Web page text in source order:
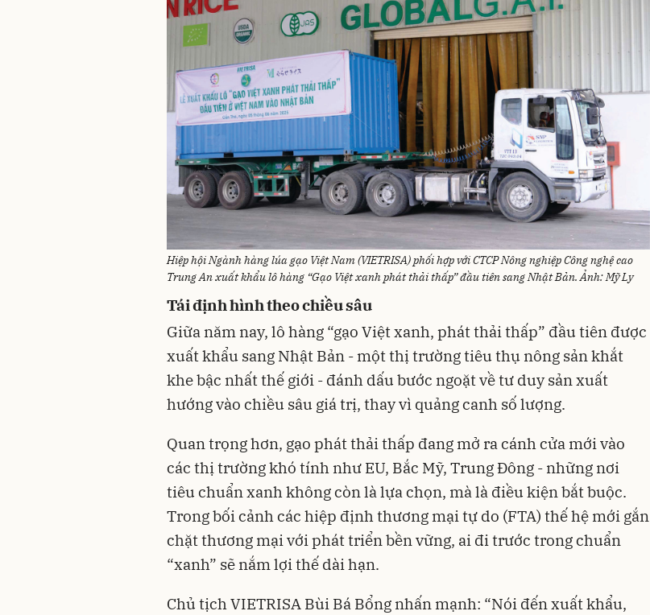
Hiệp hội Ngành hàng lúa gạo Việt Nam (VIETRISA) phối hợp với CTCP Nông nghiệp Công nghệ cao
Trung An xuất khẩu lô hàng “Gạo Việt xanh phát thải thấp” đầu tiên sang Nhật Bản. Ảnh: Mỹ Ly
Tái định hình theo chiều sâu
Giữa năm nay, lô hàng “gạo Việt xanh, phát thải thấp” đầu tiên được
xuất khẩu sang Nhật Bản - một thị trường tiêu thụ nông sản khắt
khe bậc nhất thế giới - đánh dấu bước ngoặt về tư duy sản xuất
hướng vào chiều sâu giá trị, thay vì quảng canh số lượng.
Quan trọng hơn, gạo phát thải thấp đang mở ra cánh cửa mới vào
các thị trường khó tính như EU, Bắc Mỹ, Trung Đông - những nơi
tiêu chuẩn xanh không còn là lựa chọn, mà là điều kiện bắt buộc.
Trong bối cảnh các hiệp định thương mại tự do (FTA) thế hệ mới gắn
chặt thương mại với phát triển bền vững, ai đi trước trong chuẩn
“xanh” sẽ nắm lợi thế dài hạn.
Chủ tịch VIETRISA Bùi Bá Bổng nhấn mạnh: “Nói đến xuất khẩu,